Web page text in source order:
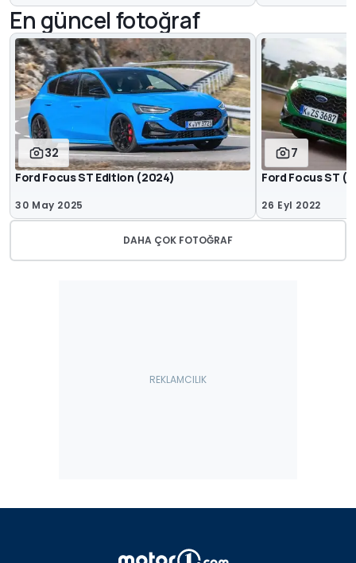
En güncel fotoğraf
32
Ford Focus ST Edition (2024)
30 May 2025
7
Ford Focus ST
26 Eyl 2022
DAHA ÇOK FOTOĞRAF